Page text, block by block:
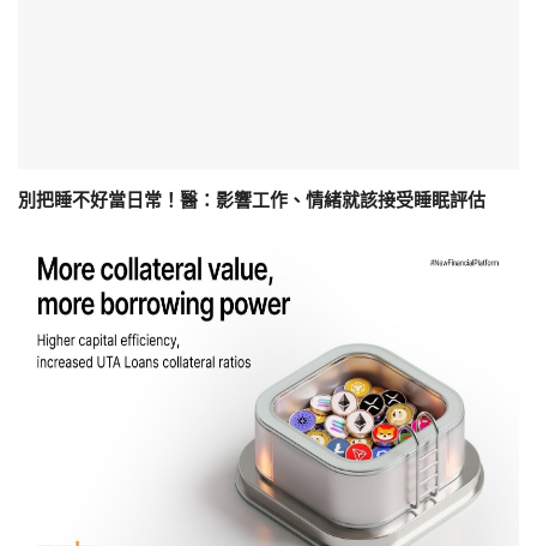
別把睡不好當日常！醫：影響工作、情緒就該接受睡眠評估